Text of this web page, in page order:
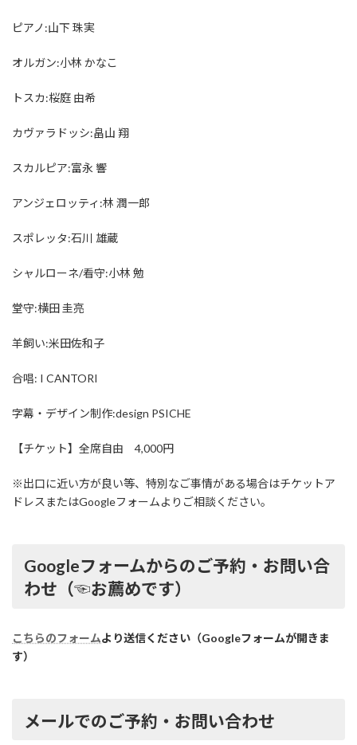
ピアノ:山下 珠実
オルガン:小林 かなこ
トスカ:桜庭 由希
カヴァラドッシ:畠山 翔
スカルピア:富永 響
アンジェロッティ:林 潤一郎
スポレッタ:石川 雄蔵
シャルローネ/看守:小林 勉
堂守:横田 圭亮
羊飼い:米田佐和子
合唱: I CANTORI
字幕・デザイン制作:design PSICHE
【チケット】全席自由 4,000円
※出口に近い方が良い等、特別なご事情がある場合はチケットア
ドレスまたはGoogleフォームよりご相談ください。
Googleフォームからのご予約・お問い合
わせ（☜お薦めです）
こちらのフォームより送信ください（Googleフォームが開きま
す）
メールでのご予約・お問い合わせ